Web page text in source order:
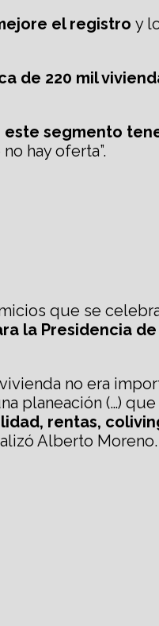
el registro y
de 220 mil
este segmento
hay oferta”.
que se
la Presidencia
no era
planeación (…)
rentas,
Alberto Moreno.